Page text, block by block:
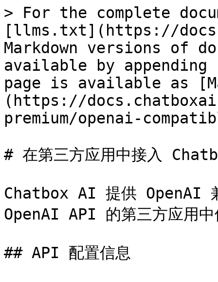
> For the complete
[llms.txt](https://
Markdown versions of
available by
page is available as
(https://
premium/openai-
# 在第三方应用中接入
Chatbox AI 提供 OpenAI
OpenAI API 的第三方应用
## API 配置信息